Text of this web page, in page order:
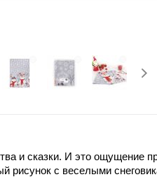
и сказки. И это ощущение
рисунок с веселыми